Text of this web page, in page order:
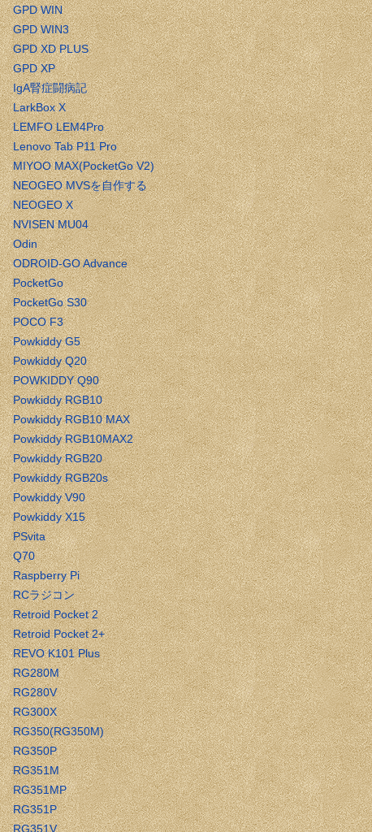
GPD WIN
GPD WIN3
GPD XD PLUS
GPD XP
IgA腎症闘病記
LarkBox X
LEMFO LEM4Pro
Lenovo Tab P11 Pro
MIYOO MAX(PocketGo V2)
NEOGEO MVSを自作する
NEOGEO X
NVISEN MU04
Odin
ODROID-GO Advance
PocketGo
PocketGo S30
POCO F3
Powkiddy G5
Powkiddy Q20
POWKIDDY Q90
Powkiddy RGB10
Powkiddy RGB10 MAX
Powkiddy RGB10MAX2
Powkiddy RGB20
Powkiddy RGB20s
Powkiddy V90
Powkiddy X15
PSvita
Q70
Raspberry Pi
RCラジコン
Retroid Pocket 2
Retroid Pocket 2+
REVO K101 Plus
RG280M
RG280V
RG300X
RG350(RG350M)
RG350P
RG351M
RG351MP
RG351P
RG351V